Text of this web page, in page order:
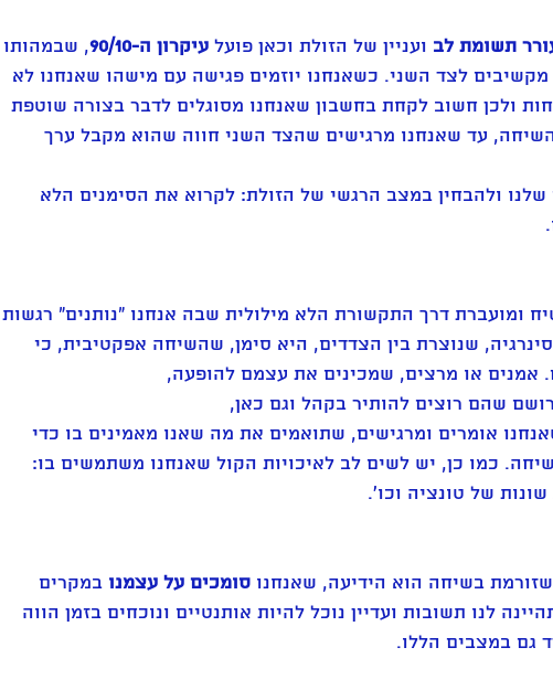
תשומת לב ועניין של הזולת וכאן פועל עיקרון ה-90/10
, שבמהותו
90% מהזמן אנחנו מדברים ו-10% מקשיבים לצד השני. כשאנחנו יוזמים פגישה עם מישהו שאנחנו לא
ולכן חשוב לקחת בחשבון שאנחנו מסוגלים לדבר בצורה שוטפת
של השיחה, עד שאנחנו מרגישים שהצד השני חווה שהוא מקבל ערך
ולהבחין במצב הרגשי של הזולת: לקרוא את הסימנים הלא
ומועברת דרך התקשורת הלא מילולית שבה אנחנו "נותנים" רגשות
שנוצרת בין הצדדים, היא סימן, שהשיחה אפקטיבית, כי
אמנים או מרצים, שמכינים את עצמם להופעה,
שהם רוצים להותיר בקהל וגם כאן,
אומרים ומרגישים, שתואמים את מה שאנו מאמינים בו כדי
כמו כן, יש לשים לב לאיכויות הקול שאנחנו משתמשים בו:
של טונציה וכו'.
בשיחה הוא הידיעה, שאנחנו סומכים על עצמנו במקרים
לנו תשובות ועדיין נוכל להיות אותנטיים ונוכחים בזמן הווה
גם במצבים הללו.